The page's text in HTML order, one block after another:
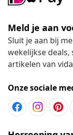
Meld je aan
Sluit je aan bij
wekelijkse
artikelen van
Onze sociale